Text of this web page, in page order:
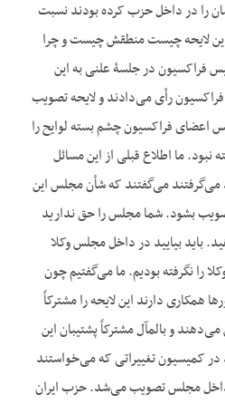
را در داخل حزب کرده بودند نسبت
این لایحه چیست منطقش چیست و چرا
فراکسیون در جلسۀ علنی به این
رأی می‌دادند و لایحه تصویب
فراکسیون چشم بسته لوایح را
ما اطلاع قبلی از این مسائل
می‌گرفتند می‌گفتند که شأن مجلس این
بشود. شما مجلس را حق ندارید
باید بیایید در داخل مجلس وکلا
را نگرفته بودیم. ما می‌گفتیم چون
همکاری دارند این لایحه را مشترکاً
و بالمآل مشترکاً پشتیبان این
کمیسیون تغییراتی که می‌خواستند
مجلس تصویب می‌شد. حزب ایران